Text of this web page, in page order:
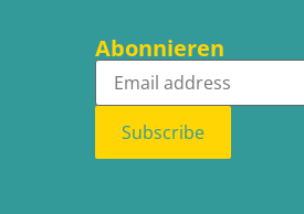
Abonnieren
Subscribe